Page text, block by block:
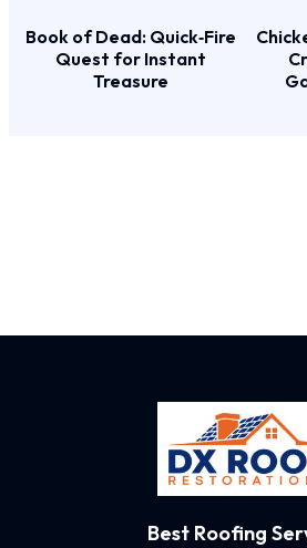
Book of Dead: Quick‑Fire
Quest for Instant
Treasure
Best Roofing